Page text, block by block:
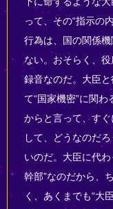
って、その“指示の
行為は、国の関係
ない。おそらく、
録音なのだ。大臣
て“国家機密”に関
からと言って、す
して、どうなのだ
いのだ。大臣に代
幹部”なのだから、
く、あくまでも“大